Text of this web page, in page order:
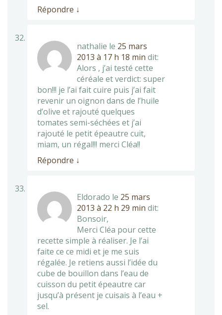
Répondre ↓
nathalie le 25 mars
2013 à 17 h 18 min dit:
Alors , j’ai testé cette
céréale et verdict: super
bon!!! je l’ai fait cuire puis j’ai fait
revenir un oignon dans de l’huile
d’olive et rajouté quelques
tomates semi-séchées et j’ai
rajouté le petit épeautre cuit,
miam, un régal!!! merci Cléa!!
Répondre ↓
Eldorado le 25 mars
2013 à 22 h 29 min dit:
Bonsoir,
Merci Cléa pour cette
recette simple à réaliser. Je l’ai
faite ce ce midi et je me suis
régalée. Je retiens aussi l’idée du
cube de bouillon dans l’eau de
cuisson du petit épeautre car
jusqu’à présent je cuisais à l’eau +
sel.